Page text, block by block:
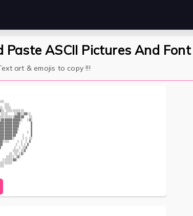
ASCII Pictures And Font
art & emojis to copy !!!
░░ ░░░░░░░░
░░  ░        ░░░
░░       ░  ░░ ░░░░
░▒░░░░▒▒░░ ░░░░░░░░░░░
▒░░░▒ ░░░░    ░░▒▒░░▒▒░░
░░░▒░░░░░░░░░▒▒▒▒▒▒   ░░
░▒░░░▒▒▒▒▒▒▒▒▒▒▒▒░   ░▒░
▒
▒
▒
░ ▒
░    ▒
░ ░ ░░
░ ░  ░ ▒
░  ░ ░ ▒
░  ░ ░░▒
░░░░ ░░▒
░░ ░░ ░▒░
░░░░░ ░▒░
░░░░░░▒▒░
░░░░░░░░░░
░░░░░░░░░░░░░░░░░